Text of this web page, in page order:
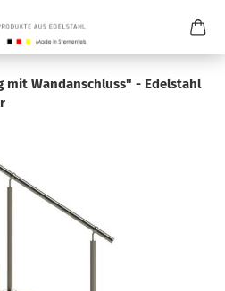
mit Wandanschluss" - Edelstahl